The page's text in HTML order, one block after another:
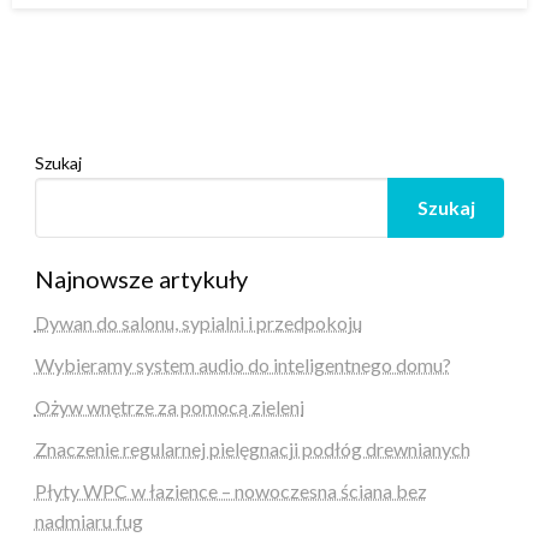
Szukaj
Szukaj
Najnowsze artykuły
Dywan do salonu, sypialni i przedpokoju
Wybieramy system audio do inteligentnego domu?
Ożyw wnętrze za pomocą zieleni
Znaczenie regularnej pielęgnacji podłóg drewnianych
Płyty WPC w łazience – nowoczesna ściana bez
nadmiaru fug